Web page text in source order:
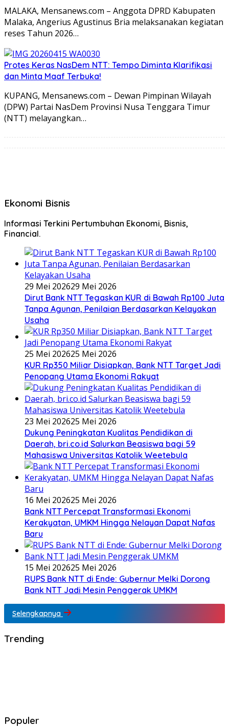
MALAKA, Mensanews.com – Anggota DPRD Kabupaten
Malaka, Angerius Agustinus Bria melaksanakan kegiatan
reses Tahun 2026…
Protes Keras NasDem NTT: Tempo Diminta Klarifikasi
dan Minta Maaf Terbuka!
KUPANG, Mensanews.com – Dewan Pimpinan Wilayah
(DPW) Partai NasDem Provinsi Nusa Tenggara Timur
(NTT) melayangkan…
Ekonomi Bisnis
Informasi Terkini Pertumbuhan Ekonomi, Bisnis,
Financial.
29 Mei 202629 Mei 2026
Dirut Bank NTT Tegaskan KUR di Bawah Rp100 Juta
Tanpa Agunan, Penilaian Berdasarkan Kelayakan
Usaha
25 Mei 202625 Mei 2026
KUR Rp350 Miliar Disiapkan, Bank NTT Target Jadi
Penopang Utama Ekonomi Rakyat
23 Mei 202625 Mei 2026
Dukung Peningkatan Kualitas Pendidikan di
Daerah, bri.co.id Salurkan Beasiswa bagi 59
Mahasiswa Universitas Katolik Weetebula
16 Mei 202625 Mei 2026
Bank NTT Percepat Transformasi Ekonomi
Kerakyatan, UMKM Hingga Nelayan Dapat Nafas
Baru
15 Mei 202625 Mei 2026
RUPS Bank NTT di Ende: Gubernur Melki Dorong
Bank NTT Jadi Mesin Penggerak UMKM
Selengkapnya
Trending
Populer